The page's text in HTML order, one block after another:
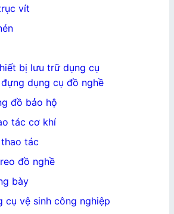
vít
bị lưu trữ dụng cụ
dụng cụ đồ nghề
đồ bảo hộ
tác cơ khí
tác
đồ nghề
bày
cụ vệ sinh công nghiệp